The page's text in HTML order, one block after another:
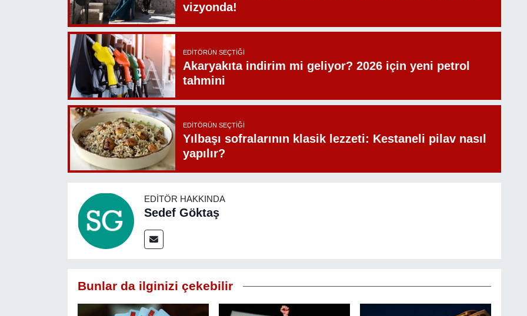
vizyonda!
EDITÖRÜN SEÇTIĞI
Akaryakıta indirim mi geliyor? 2026 için yeni petrol
tahmini
EDITÖRÜN SEÇTIĞI
Yılbaşı sofralarının klasik lezzeti: Kestaneli pilav nasıl
yapılır?
EDITÖR HAKKINDA
Sedef Göktaş
Bunlar da ilginizi çekebilir